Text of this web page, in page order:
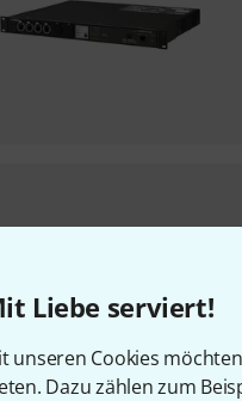
Liebe serviert!
unseren Cookies
Dazu zählen zum